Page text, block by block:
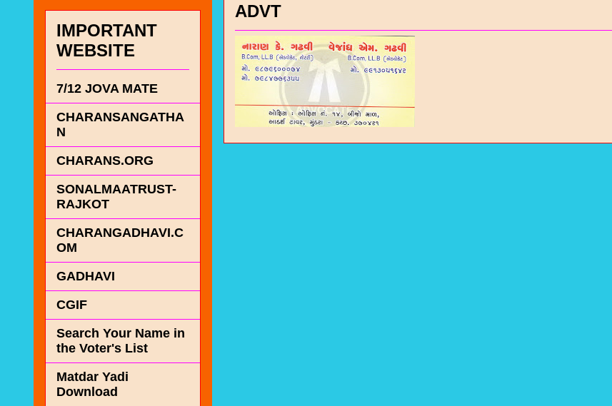
ADVT
IMPORTANT
WEBSITE
7/12 JOVA MATE
CHARANSANGATHA
N
CHARANS.ORG
SONALMAATRUST-
RAJKOT
CHARANGADHAVI.C
OM
GADHAVI
CGIF
Search Your Name in
the Voter's List
Matdar Yadi
Download